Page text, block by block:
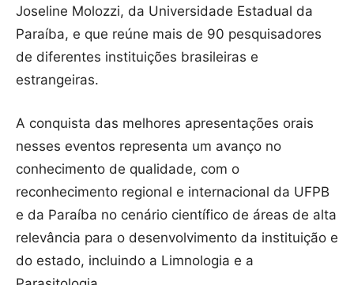
Joseline Molozzi, da Universidade Estadual da
Paraíba, e que reúne mais de 90 pesquisadores
de diferentes instituições brasileiras e
estrangeiras.
A conquista das melhores apresentações orais
nesses eventos representa um avanço no
conhecimento de qualidade, com o
reconhecimento regional e internacional da UFPB
e da Paraíba no cenário científico de áreas de alta
relevância para o desenvolvimento da instituição e
do estado, incluindo a Limnologia e a